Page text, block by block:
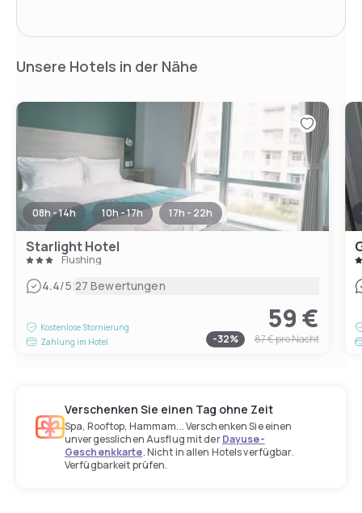
Unsere Hotels in der Nähe
08h - 14h 10h - 17h 17h - 22h
Starlight Hotel
Flushing
4.4/5|27 Bewertungen
Kostenlose Stornierung
Zahlung im Hotel
59 €
-32% 87 €pro Nacht
Verschenken Sie einen Tag ohne Zeit
Spa, Rooftop, Hammam... Verschenken Sie einen
unvergesslichen Ausflug mit derDayuse-
Geschenkkarte. Nicht in allen Hotels verfügbar.
Verfügbarkeit prüfen.